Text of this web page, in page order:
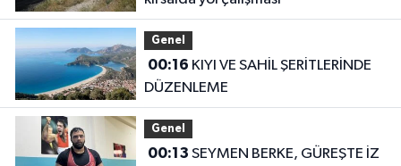
Genel
00:16
DÜZENLEME
Genel
00:13